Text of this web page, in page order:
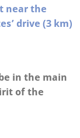
near the
drive (3 km)
in the main
of the